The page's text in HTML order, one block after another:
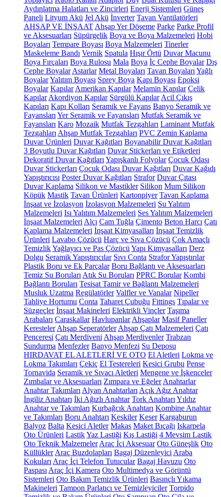
Aydınlatma Halatları ve Zincirleri Enerji Sistemleri Güneş
Paneli Lityum Akü Jel Akü İnverter Tavan Vantilatörleri
AHŞAP VE İNŞAAT Ahşap Yer Döşeme Parke Parke Profil
ve Aksesuarları Süpürgelik Boya ve Boya Malzemeleri Hobi
Boyaları Tempare Boyası Boya Malzemeleri Tinerler
Maskeleme Bandı Vernik Spatula Hışır Örtü Duvar Macunu
Boya Fırçaları Boya Rulosu Mala Boya İç Cephe Boyalar Dış
Cephe Boyalar Astarlar Metal Boyaları Tavan Boyaları Yağlı
BoyalarYalıtım Boyası Sprey Boya Kapı Boyası Epoksi
Boyalar Kapılar Amerikan Kapılar Melamin Kapılar Çelik
Kapılar Akordiyon Kapılar Sürgülü Kapılar Acil Çıkış
Kapıları Kapı Kolları Seramik ve Fayans Banyo Seramik ve
Fayansları Yer Seramik ve Fayansları Mutfak Seramik ve
Fayansları Karo Mozaik Mutfak Tezgahları Laminant Mutfak
Tezgahları Ahşap Mutfak Tezgahları PVC Zemin Kaplama
Duvar Ürünleri Duvar Kağıtları Boyanabilir Duvar Kağıtları
3 Boyutlu Duvar Kağıtları Duvar Stickerları ve Etiketleri
Dekoratif Duvar Kağıtları Yapışkanlı Folyolar Çocuk Odası
Duvar Stickerları Çocuk Odası Duvar Kağıtları Duvar Kağıdı
Yapıştırıcısı Poster Duvar Kağıtları Strafor Duvar Çıtası
Duvar Kaplama Silikon ve Mastikler Silikon Mum Silikon
Köpük Mastik Tavan Ürünleri Kartonpiyer Tavan Kaplama
İnşaat ve İzolasyon İzolasyon Malzemeleri Su Yalıtım
Malzemeleri Isı Yalıtım Malzemeleri Ses Yalıtım Malzemeleri
İnşaat Malzemeleri Alçı Cam Tuğla Çimento Beton Harcı Çatı
Kaplama Malzemeleri İnşaat Kimyasalları İnşaat Temizlik
Ürünleri Lavabo Çözücü Harç ve Sıva Çözücü Çok Amaçlı
TemizlikYağlayıcı ve Pas Çözücü Yapı Kimyasalları Derz
Dolgu Seramik Yapıştırıcılar Sıvı Conta Strafor Yapıştırılar
Plastik Boru ve Ek Parçalar Boru Bağlantı ve Aksesuarları
Temiz Su Boruları Atık Su Boruları PPRC Borular Kombi
Bağlantı Boruları Tesisat Tamir ve Bağlantı Malzemeleri
Musluk Uzatma Regülatörler Valfler ve Vanalar Nipeller
Tahliye Hortumu Conta Taharet Çubuğu Fittings Tıpalar ve
Süzgeçler İnşaat Makineleri Elektrikli Vinçler Taşıma
Arabaları Caraskallar Havlupanlar Ahşaplar Masif Paneller
Keresteler Ahşap Seperatörler Ahşap Çatı Malzemeleri Çatı
Penceresi Çatı Merdiveni Ahşap Merdivenler Trabzan
Sundurma Menfezler Banyo Menfezi Su Deposu
HIRDAVAT EL ALETLERİ VE OTO El Aletleri Lokma ve
Lokma Takımları Çekiç El Testereleri Kesici Grubu Pense
Tornavida Seramik ve Sıvacı Aletleri Mengene ve İşkenceler
Zımbalar ve Aksesuarları Zımpara ve Eğeler Anahtarlar
Anahtar Takımları Alyan Anahtarları Açık Ağız Anahtar
İngiliz Anahtarı İki Ağızlı Anahtar Tork Anahtarı Yıldız
Anahtar ve Takımları Kurbağcık Anahtarı Kombine Anahtar
ve Takımları Boru Anahtarı Keskiler Keser Kargaburun
Balyoz Balta Kesici Aletler Makas Maket Bıçağı Iskarpela
Oto Ürünleri LastikYaz Lastiği Kış Lastiği 4 Mevsim Lastik
Oto Teknik Malzemeler Araç İçi Aksesuar Oto Güneşlik Oto
Küllükler Araç Buzdolapları Bagaj Düzenleyici Araba
Kokuları Araç İçi Telefon Tutucular Bagaj Havuzu Oto
Paspası Araç İçi Kamera Oto Multimedya ve Görüntü
Sistemleri Oto Bakım Temizlik Ürünleri Basınçlı Yıkama
Makineleri Tampon Parlatıcı ve Temizleyiciler Torpido